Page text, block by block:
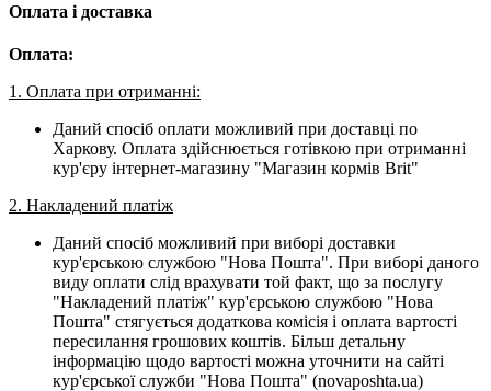
Оплата і доставка
Оплата:
1. Оплата при отриманні:
Даний спосіб оплати можливий при доставці по
Харкову. Оплата здійснюється готівкою при отриманні
кур'єру інтернет-магазину "Магазин кормів Brit"
2. Накладений платіж
Даний спосіб можливий при виборі доставки
кур'єрською службою "Нова Пошта". При виборі даного
виду оплати слід врахувати той факт, що за послугу
"Накладений платіж" кур'єрською службою "Нова
Пошта" стягується додаткова комісія і оплата вартості
пересилання грошових коштів. Більш детальну
інформацію щодо вартості можна уточнити на сайті
кур'єрської служби "Нова Пошта" (novaposhta.ua)